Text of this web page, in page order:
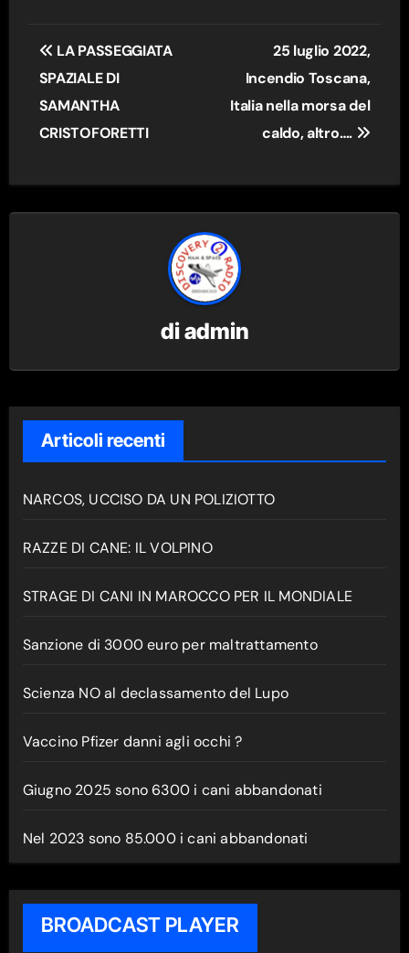
Navigazione
articoli
LA PASSEGGIATA
SPAZIALE DI
SAMANTHA
CRISTOFORETTI
25 luglio 2022,
Incendio Toscana,
Italia nella morsa del
caldo, altro….
diadmin
Articoli recenti
NARCOS, UCCISO DA UN POLIZIOTTO
RAZZE DI CANE: IL VOLPINO
STRAGE DI CANI IN MAROCCO PER IL MONDIALE
Sanzione di 3000 euro per maltrattamento
Scienza NO al declassamento del Lupo
Vaccino Pfizer danni agli occhi ?
Giugno 2025 sono 6300 i cani abbandonati
Nel 2023 sono 85.000 i cani abbandonati
BROADCAST PLAYER